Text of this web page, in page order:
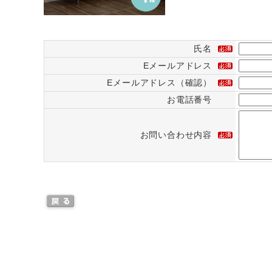
氏名
Eメールアドレス
Eメールアドレス（確認）
お電話番号
お問い合わせ内容